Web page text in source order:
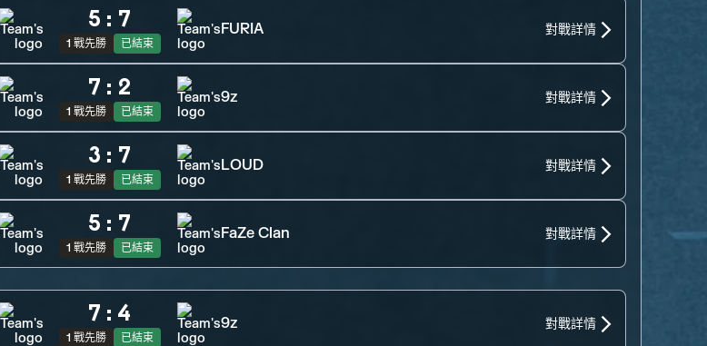
5 : 7
1 戰先勝 已結束
FURIA 對戰詳情
7 : 2
1 戰先勝 已結束
9z 對戰詳情
3 : 7
1 戰先勝 已結束
LOUD 對戰詳情
5 : 7
1 戰先勝 已結束
FaZe Clan 對戰詳情
7 : 4
1 戰先勝 已結束
9z 對戰詳情